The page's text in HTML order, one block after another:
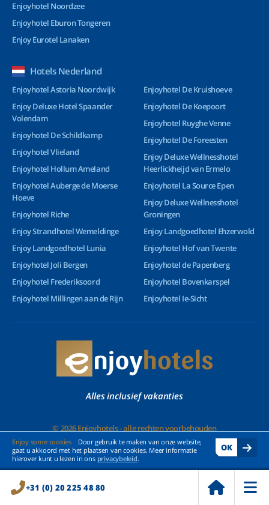
+31 (0) 20 225 48 80
Enjoy some cookies
Door gebruik te maken van onze website,
gaat u akkoord met het plaatsen van cookies. Meer informatie
hierover kunt u lezen in ons privacybeleid.
OK
Enjoyhotel Noordzee
Enjoyhotel Eburon Tongeren
Enjoy Eurotel Lanaken
Hotels Nederland
Enjoyhotel Astoria Noordwijk
Enjoy Deluxe Hotel Spaander
Volendam
Enjoyhotel De Schildkamp
Enjoyhotel Vlieland
Enjoyhotel Hollum Ameland
Enjoyhotel Auberge de Moerse
Hoeve
Enjoyhotel Riche
Enjoy Strandhotel Wemeldinge
Enjoy Landgoedhotel Lunia
Enjoyhotel Joli Bergen
Enjoyhotel Frederiksoord
Enjoyhotel Millingen aan de Rijn
Enjoyhotel De Kruishoeve
Enjoyhotel De Koepoort
Enjoyhotel Ruyghe Venne
Enjoyhotel De Foreesten
Enjoy Deluxe Wellnesshotel
Heerlickheijd van Ermelo
Enjoyhotel La Source Epen
Enjoy Deluxe Wellnesshotel
Groningen
Enjoy Landgoedhotel Ehzerwold
Enjoyhotel Hof van Twente
Enjoyhotel de Papenberg
Enjoyhotel Bovenkarspel
Enjoyhotel Ie-Sicht
Alles inclusief vakanties
© 2026 Enjoyhotels - alle rechten voorbehouden